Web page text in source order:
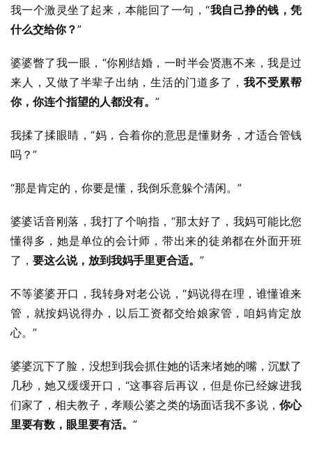
我一个激灵坐了起来，本能回了一句，“我自己挣的钱，凭
什么交给你？”
婆婆瞥了我一眼，“你刚结婚，一时半会贤惠不来，我是过
来人，又做了半辈子出纳，生活的门道多了， 我不受累帮
你，你连个指望的人都没有。 ”
我揉了揉眼睛，“妈，合着你的意思是懂财务，才适合管钱
吗？”
“那是肯定的，你要是懂，我倒乐意躲个清闲。”
婆婆话音刚落，我打了个响指，“那太好了，我妈可能比您
懂得多，她是单位的会计师，带出来的徒弟都在外面开班
了， 要这么说，放到我妈手里更合适。 ”
不等婆婆开口，我转身对老公说，“妈说得在理，谁懂谁来
管，就按妈说得办，以后工资都交给娘家管，咱妈肯定放
心。”
婆婆沉下了脸，没想到我会抓住她的话来堵她的嘴，沉默了
几秒，她又缓缓开口，“这事容后再议，但是你已经嫁进我
们家了，相夫教子，孝顺公婆之类的场面话我不多说， 你心
里要有数，眼里要有活。 ”